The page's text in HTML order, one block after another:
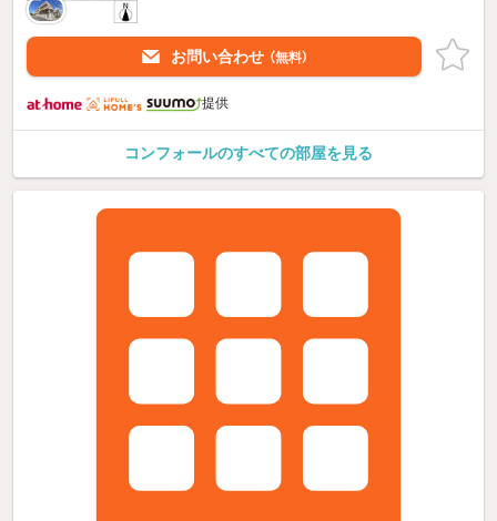
お問い合わせ （無料）
提供
コンフォールのすべての部屋を見る